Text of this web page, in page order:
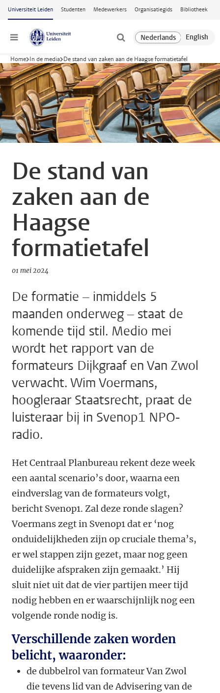
Ga naar hoofdinhoud
Universiteit Leiden Studenten Medewerkers Organisatiegids Bibliotheek
Menu
Home In de media De stand van zaken aan de Haagse formatietafel
De stand van
zaken aan de
Haagse
formatietafel
01 mei 2024
De formatie – inmiddels 5
maanden onderweg – staat de
komende tijd stil. Medio mei
wordt het rapport van de
formateurs Dijkgraaf en Van Zwol
verwacht. Wim Voermans,
hoogleraar Staatsrecht, praat de
luisteraar bij in Svenop1 NPO-
radio.
Het Centraal Planbureau rekent deze week
een aantal scenario’s door, waarna een
eindverslag van de formateurs volgt,
bericht Svenop1. Zal deze ronde slagen?
Voermans zegt in Svenop1 dat er ‘nog
onduidelijkheden zijn op cruciale thema’s,
er wel stappen zijn gezet, maar nog geen
duidelijke afspraken zijn gemaakt.’ Hij
sluit niet uit dat de vier partijen meer tijd
nodig hebben en er waarschijnlijk nog een
volgende ronde nodig is.
Verschillende zaken worden
belicht, waaronder:
de dubbelrol van formateur Van Zwol
die tevens lid van de Advisering van de